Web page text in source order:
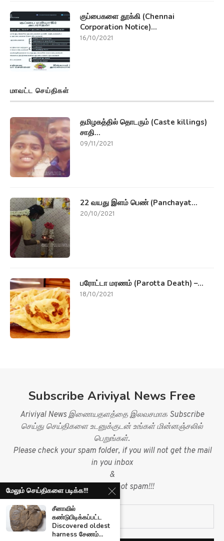
குப்பைகளை தூக்கி (Chennai
Corporation Notice)...
16/10/2021
மாவட்ட செய்திகள்
தமிழகத்தில் தொடரும் (Caste killings)
சாதி...
09/11/2021
22 வயது இளம் பெண் (Panchayat...
20/10/2021
பரோட்டா மரணம் (Parotta Death) –...
18/10/2021
Subscribe Ariviyal News Free
Ariviyal News இணையதளத்தை இலவசமாக Subscribe
செய்து செய்திகளை உடனுக்குடன் உங்கள் மின்னஞ்சலில்
பெறுங்கள்.
Please check your spam folder, if you will not get the mail
in you inbox
&
mark mail as not spam!!!
மேலும் செய்திகளை படிக்க!!!
சீனாவில்
கண்டுபிடிக்கப்பட்ட
Discovered oldest
harness சேணம்...